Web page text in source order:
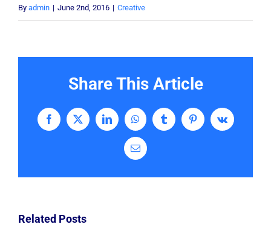
By admin | June 2nd, 2016 | Creative
Share This Article
Facebook
X LinkedInWhatsAppTumblrPinterestVk
Email
Related Posts